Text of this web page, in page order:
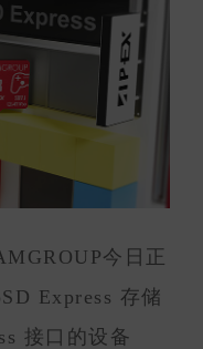
今日正
Express 存储
接口的设备